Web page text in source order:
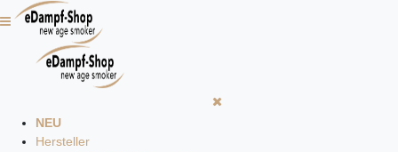
NEU
Hersteller